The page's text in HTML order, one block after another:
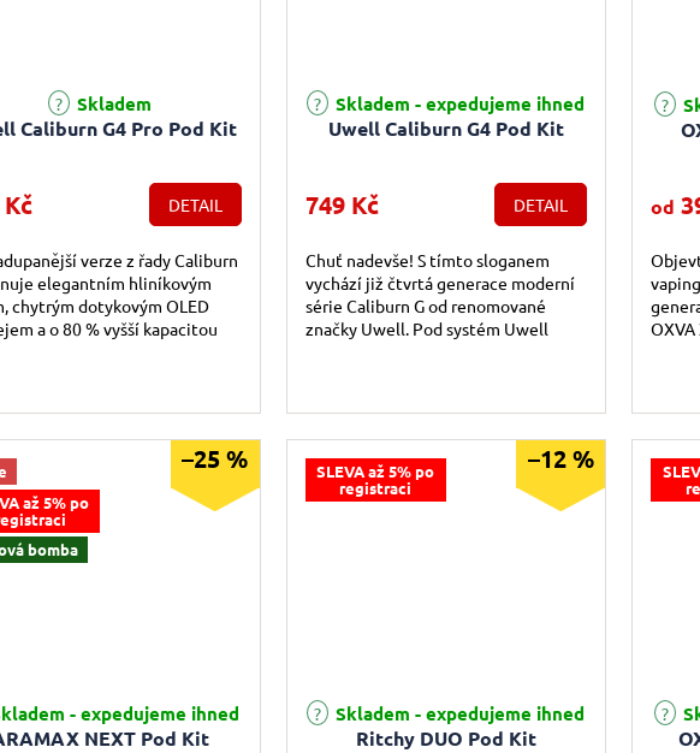
Caliburn G4 Pro Pod Kit
Skladem
DETAIL
verze z řady Caliburn
elegantním hliníkovým
chytrým dotykovým OLED
a o 80 % vyšší kapacitou
Uwell Caliburn G4 Pod Kit
Průměrné hodnocení produktu je 5,0 z 5 hvězdiček.
Skladem - expedujeme ihned
749 Kč DETAIL
Chuť nadevše! S tímto sloganem
vychází již čtvrtá generace moderní
série Caliburn G od renomované
značky Uwell. Pod systém Uwell
od
až 5% po
bomba
–25 %
NEXT Pod Kit
hodnocení produktu je 5,0 z 5 hvězdiček.
- expedujeme ihned
SLEVA až 5% po
registraci
–12 %
Ritchy DUO Pod Kit
Průměrné hodnocení produktu je 5,0 z 5 hvězdiček.
Skladem - expedujeme ihned